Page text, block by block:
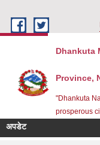
Dhankuta
Province,
"Dhankuta
prosperous
अपडेट